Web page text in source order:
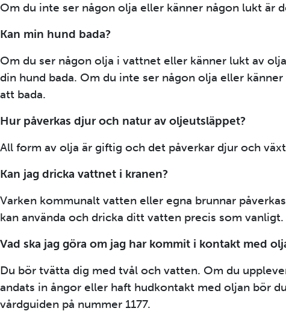
Om du inte ser någon olja eller känner någon lukt är
Kan min hund bada?
Om du ser någon olja i vattnet eller känner lukt av
din hund bada. Om du inte ser någon olja eller
att bada.
Hur påverkas djur och natur av oljeutsläppet?
All form av olja är giftig och det påverkar djur och
Kan jag dricka vattnet i kranen?
Varken kommunalt vatten eller egna brunnar
kan använda och dricka ditt vatten precis som vanligt.
Vad ska jag göra om jag har kommit i kontakt med
Du bör tvätta dig med tvål och vatten. Om du
andats in ångor eller haft hudkontakt med oljan bör
vårdguiden på nummer 1177.